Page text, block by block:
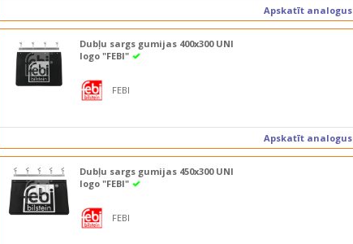
Apskatīt analogus
Dubļu sargs gumijas 400x300 UNI
logo "FEBI"
FEBI
Apskatīt analogus
Dubļu sargs gumijas 450x300 UNI
logo "FEBI"
FEBI